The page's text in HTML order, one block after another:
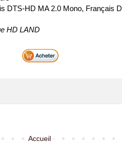
DTS-HD MA 2.0 Mono, Français
HD LAND
Accueil